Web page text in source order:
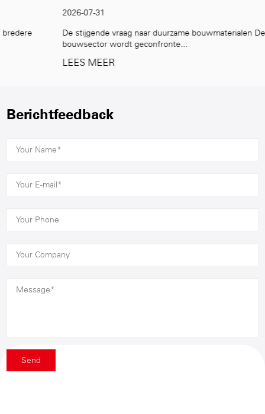
De stijgende vraag naar duurzame bouwmaterialen De mondiale
bouwsector wordt geconfronte...
Berichtfeedback